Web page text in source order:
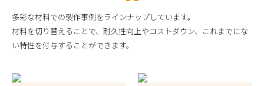
多彩な材料での製作事例をラインナップしています。
材料を切り替えることで、耐久性向上やコストダウン、これまでにな
い特性を付与することができます。